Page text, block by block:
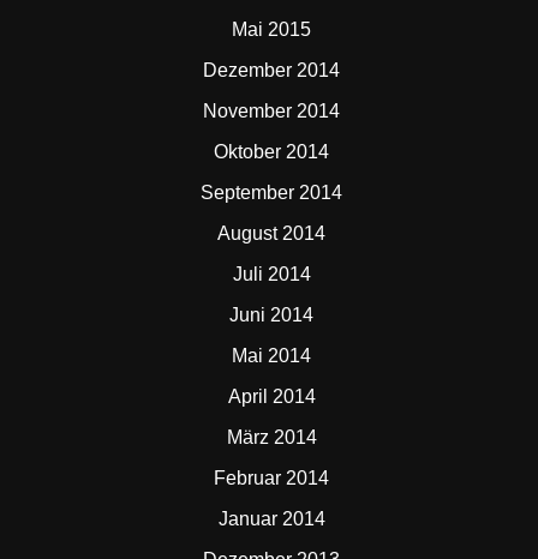
Mai 2015
Dezember 2014
November 2014
Oktober 2014
September 2014
August 2014
Juli 2014
Juni 2014
Mai 2014
April 2014
März 2014
Februar 2014
Januar 2014